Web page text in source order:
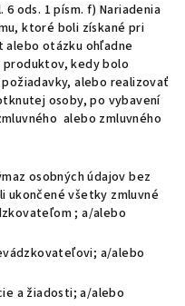
ods. 1 písm. f) Nariadenia
ktoré boli získané pri
alebo otázku ohľadne
produktov, kedy bolo
alebo realizovať
osoby, po vybavení
alebo zmluvného
osobných údajov bez
ukončené všetky zmluvné
; a/alebo
a/alebo
a žiadosti; a/alebo